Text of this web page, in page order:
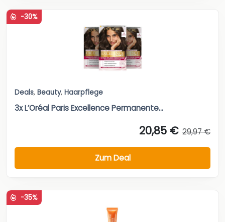
-30%
Deals, Beauty, Haarpflege
3x L’Oréal Paris Excellence Permanente...
20,85 € 29,97 €
Zum Deal
-35%